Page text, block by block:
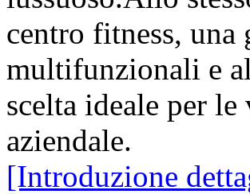
centro fitness, una
multifunzionali e
scelta ideale per
aziendale.
[Introduzione